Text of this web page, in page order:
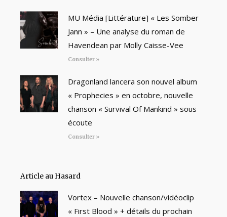
MU Média [Littérature] « Les Somber
Jann » – Une analyse du roman de
Havendean par Molly Caisse-Vee
Consulter »
Dragonland lancera son nouvel album
« Prophecies » en octobre, nouvelle
chanson « Survival Of Mankind » sous
écoute
Consulter »
Article au Hasard
Vortex – Nouvelle chanson/vidéoclip
« First Blood » + détails du prochain